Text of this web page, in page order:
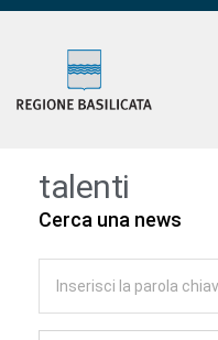
talenti
Cerca una news